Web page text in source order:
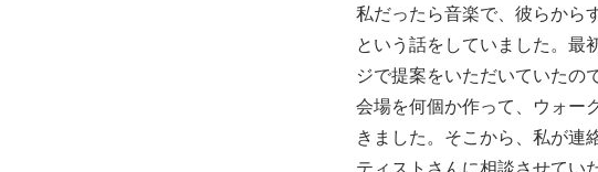
私だったら音楽で、彼らから
という話をしていました。最
ジで提案をいただいていたの
会場を何個か作って、ウォー
きました。そこから、私が連